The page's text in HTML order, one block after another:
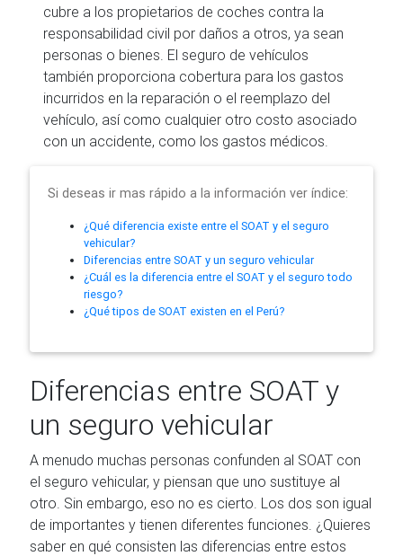
cubre a los propietarios de coches contra la
responsabilidad civil por daños a otros, ya sean
personas o bienes. El seguro de vehículos
también proporciona cobertura para los gastos
incurridos en la reparación o el reemplazo del
vehículo, así como cualquier otro costo asociado
con un accidente, como los gastos médicos.
Si deseas ir mas rápido a la información ver índice:
¿Qué diferencia existe entre el SOAT y el seguro
vehicular?
Diferencias entre SOAT y un seguro vehicular
¿Cuál es la diferencia entre el SOAT y el seguro todo
riesgo?
¿Qué tipos de SOAT existen en el Perú?
Diferencias entre SOAT y
un seguro vehicular
A menudo muchas personas confunden al SOAT con
el seguro vehicular, y piensan que uno sustituye al
otro. Sin embargo, eso no es cierto. Los dos son igual
de importantes y tienen diferentes funciones. ¿Quieres
saber en qué consisten las diferencias entre estos